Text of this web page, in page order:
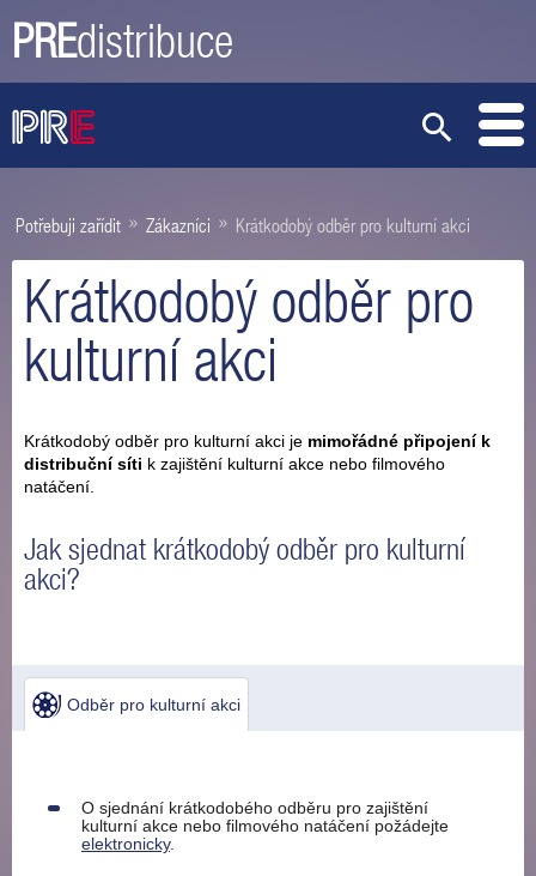
PREdistribuce
Potřebuji zařídit » Zákazníci » Krátkodobý odběr pro kulturní akci
Krátkodobý odběr pro
kulturní akci
Krátkodobý odběr pro kulturní akci je mimořádné připojení k
distribuční síti k zajištění kulturní akce nebo filmového
natáčení.
Jak sjednat krátkodobý odběr pro kulturní
akci?
Odběr pro kulturní akci
O sjednání krátkodobého odběru pro zajištění
kulturní akce nebo filmového natáčení požádejte
elektronicky.